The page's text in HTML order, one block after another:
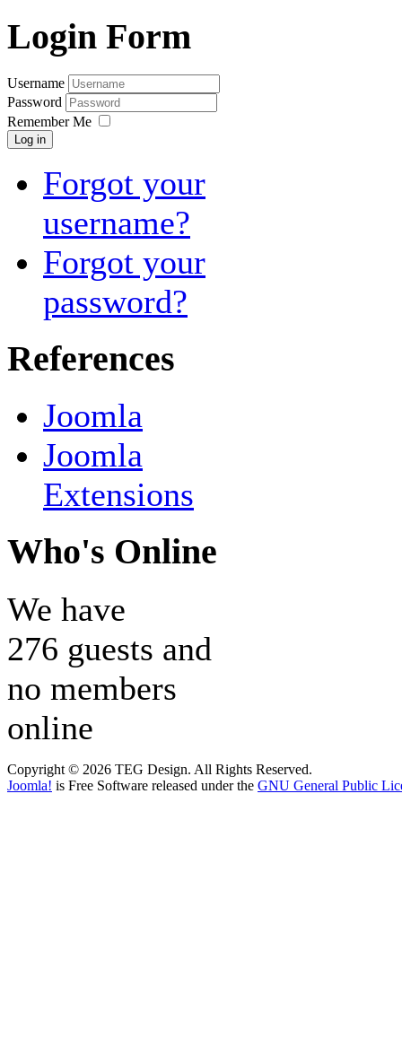
Login Form
Username
Password
Remember Me
Log in
Forgot your
username?
Forgot your
password?
References
Joomla
Joomla
Extensions
Who's Online
We have
276 guests and
no members
online
Copyright © 2026 TEG Design. All Rights Reserved.
Joomla! is Free Software released under the GNU General Public